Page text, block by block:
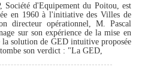
d'Equipement du Poitou, est
en 1960 à l'initiative des Villes de
directeur opérationnel, M. Pascal
sur son expérience de la mise en
solution de GED intuitive proposée
son verdict : "La GED,